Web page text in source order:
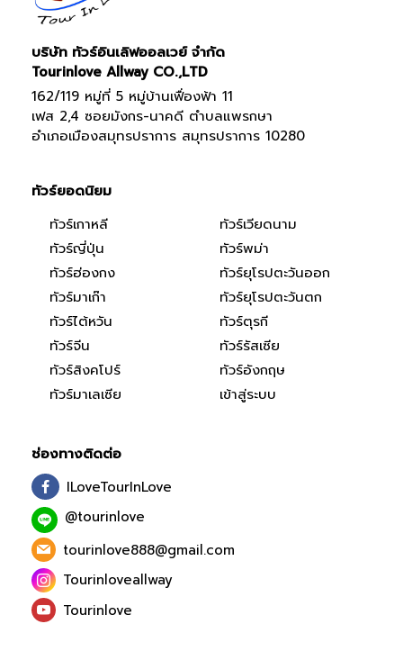
บริษัท ทัวร์อินเลิฟออลเวย์ จำกัด
Tourinlove Allway CO.,LTD
162/119 หมู่ที่ 5 หมู่บ้านเฟื่องฟ้า 11
เฟส 2,4 ซอยมังกร-นาคดี ตำบลแพรกษา
อำเภอเมืองสมุทรปราการ สมุทรปราการ 10280
ทัวร์ยอดนิยม
ทัวร์เกาหลี
ทัวร์ญี่ปุ่น
ทัวร์ฮ่องกง
ทัวร์มาเก๊า
ทัวร์ไต้หวัน
ทัวร์จีน
ทัวร์สิงคโปร์
ทัวร์มาเลเซีย
ทัวร์เวียดนาม
ทัวร์พม่า
ทัวร์ยุโรปตะวันออก
ทัวร์ยุโรปตะวันตก
ทัวร์ตุรกี
ทัวร์รัสเซีย
ทัวร์อังกฤษ
เข้าสู่ระบบ
ช่องทางติดต่อ
ILoveTourInLove
@tourinlove
tourinlove888@gmail.com
Tourinloveallway
Tourinlove